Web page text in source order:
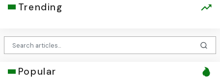
Trending
Popular